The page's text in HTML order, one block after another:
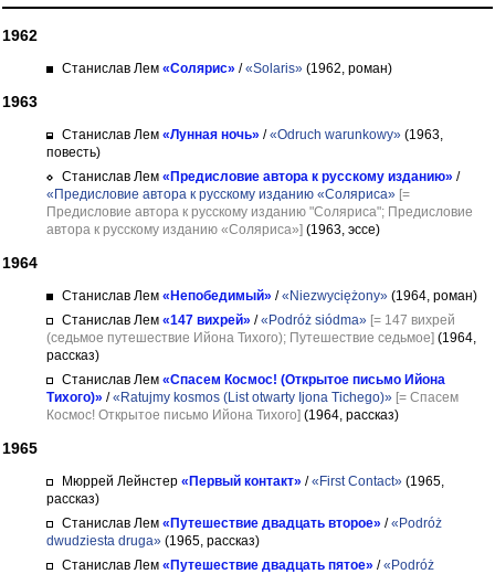
1962
Станислав Лем «Солярис» /«Solaris» (1962, роман)
1963
Станислав Лем «Лунная ночь» /«Odruch warunkowy» (1963,
повесть)
Станислав Лем «Предисловие автора к русскому изданию» /
«Предисловие автора к русскому изданию «Соляриса» [=
Предисловие автора к русскому изданию "Соляриса"; Предисловие
автора к русскому изданию «Соляриса»] (1963, эссе)
1964
Станислав Лем «Непобедимый» /«Niezwyciężony» (1964, роман)
Станислав Лем «147 вихрей» /«Podróż siódma» [= 147 вихрей
(седьмое путешествие Ийона Тихого); Путешествие седьмое] (1964,
рассказ)
Станислав Лем «Спасем Космос! (Открытое письмо Ийона
Тихого)» /«Ratujmy kosmos (List otwarty Ijona Tichego)» [= Спасем
Космос! Открытое письмо Ийона Тихого] (1964, рассказ)
1965
Мюррей Лейнстер «Первый контакт» /«First Contact» (1965,
рассказ)
Станислав Лем «Путешествие двадцать второе» /«Podróż
dwudziesta druga» (1965, рассказ)
Станислав Лем «Путешествие двадцать пятое» /«Podróż